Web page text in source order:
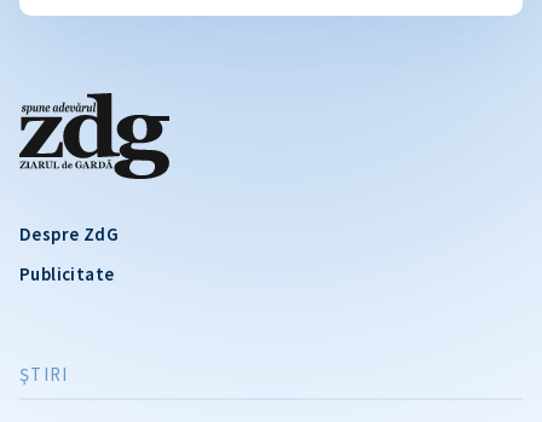
Despre ZdG
Publicitate
ŞTIRI